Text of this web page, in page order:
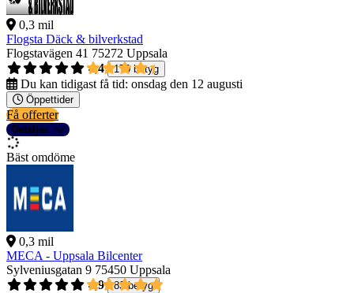
0,3 mil
Flogsta Däck & bilverkstad
Flogstavägen 41 75272 Uppsala
4,4
170 betyg
Du kan tidigast få tid: onsdag den 12 augusti
Öppettider
Få offerter
Detaljer
Bäst omdöme
0,3 mil
MECA - Uppsala Bilcenter
Sylveniusgatan 9 75450 Uppsala
4,9
83 betyg